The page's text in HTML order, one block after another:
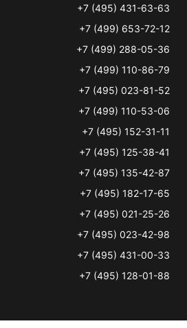
+7 (495) 431-63-63
+7 (499) 653-72-12
+7 (499) 288-05-36
+7 (499) 110-86-79
+7 (495) 023-81-52
+7 (499) 110-53-06
+7 (495) 152-31-11
+7 (495) 125-38-41
+7 (495) 135-42-87
+7 (495) 182-17-65
+7 (495) 021-25-26
+7 (495) 023-42-98
+7 (495) 431-00-33
+7 (495) 128-01-88